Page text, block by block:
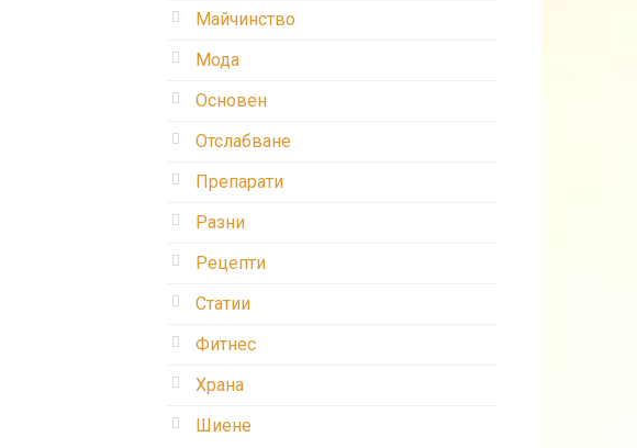
Майчинство
Мода
Основен
Отслабване
Препарати
Разни
Рецепти
Статии
Фитнес
Храна
Шиене